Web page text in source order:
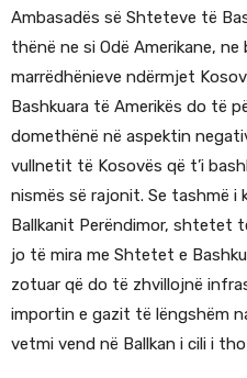
Ambasadës së Shteteve të
thënë ne si Odë Amerikane, ne
marrëdhënieve ndërmjet
Bashkuara të Amerikës do të
domethënë në aspektin
vullnetit të Kosovës që t’i
nismës së rajonit. Se tashmë
Ballkanit Perëndimor, shtetet
jo të mira me Shtetet e
zotuar që do të zhvillojnë
importin e gazit të lëngshëm
vetmi vend në Ballkan i cili i